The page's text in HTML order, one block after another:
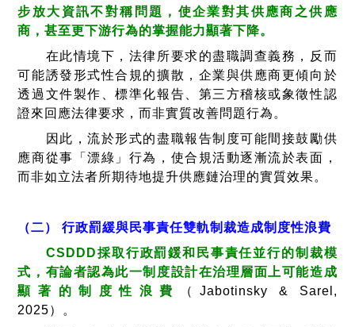
步放大資訊不對稱問題，使企業對其供應商之供應
商，甚至更下游行為的掌握能力顯著下降。
在此情境下，法律所要求的盡職調查義務，反而
可能誘發形式性合規的擴散，企業與供應商更傾向於
透過文件製作、標準化報告、第三方稽核或象徵性認
證來回應法律要求，而非實質改善問題行為。
因此，流於形式的盡職報告制度可能間接鼓勵供
應商從事「漂綠」行為，使合規活動逐漸流於表面，
而非如立法者所期待地提升供應鏈治理的實質效果。
（二） 行政罰緩與民事責任雙軌制裁造成制度性浪費
CSDDD採取行政罰鍰和民事責任並行的制裁模
式，有論者認為此一制度設計在治理層面上可能造成
顯著的制度性浪費
（Jabotinsky & Sarel,
2025）。